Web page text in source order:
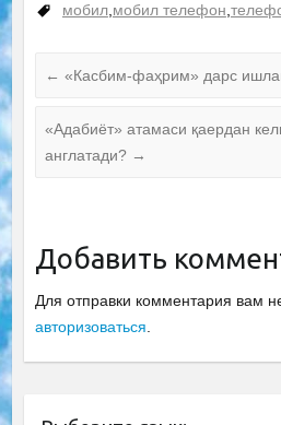
мобил, мобил телефон
← «Касбим-фаҳрим» дарс
«Адабиёт» атамаси қаердан
англатади? →
Добавить
Для отправки комментария вам
авторизоваться